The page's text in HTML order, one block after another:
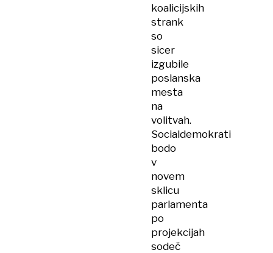
koalicijskih
strank
so
sicer
izgubile
poslanska
mesta
na
volitvah.
Socialdemokrati
bodo
v
novem
sklicu
parlamenta
po
projekcijah
sodeč